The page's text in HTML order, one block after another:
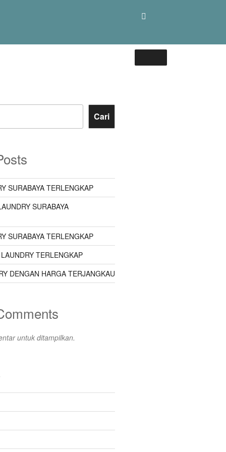
Cari
SURABAYA TERLENGKAP
SURABAYA
SURABAYA TERLENGKAP
TERLENGKAP
DENGAN HARGA TERJANGKAU
untuk ditampilkan.